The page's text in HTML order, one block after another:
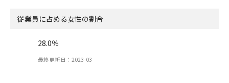
従業員に占める女性の割合
28.0％
最終更新日：2023-03